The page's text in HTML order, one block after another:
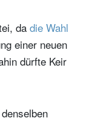
da die Wahl
einer neuen
dürfte Keir